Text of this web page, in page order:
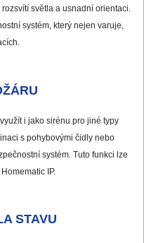
světla a usnadní orientaci.
systém, který nejen varuje,
i jako sirénu pro jiné typy
s pohybovými čidly nebo
systém. Tuto funkci lze
IP.
STAVU